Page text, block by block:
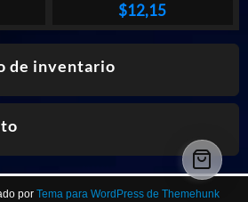
de inventario
$12,15
por Tema para WordPress de Themehunk